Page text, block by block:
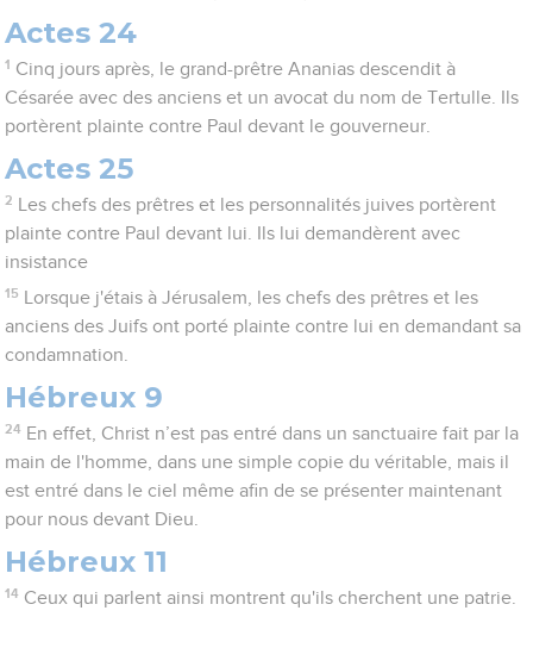
Actes 24
1 Cinq jours après, le grand-prêtre Ananias descendit à
Césarée avec des anciens et un avocat du nom de Tertulle. Ils
portèrent plainte contre Paul devant le gouverneur.
Actes 25
2
Les chefs des prêtres et les personnalités juives portèrent
plainte contre Paul devant lui. Ils lui demandèrent avec
insistance
15
Lorsque j'étais à Jérusalem, les chefs des prêtres et les
anciens des Juifs ont porté plainte contre lui en demandant sa
condamnation.
Hébreux 9
24 En effet, Christ n’est pas entré dans un sanctuaire fait par la
main de l'homme, dans une simple copie du véritable, mais il
est entré dans le ciel même afin de se présenter maintenant
pour nous devant Dieu.
Hébreux 11
14 Ceux qui parlent ainsi montrent qu'ils cherchent une patrie.